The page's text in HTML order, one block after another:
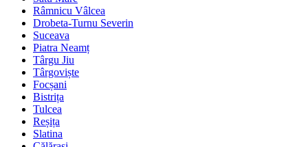
Râmnicu Vâlcea
Drobeta-Turnu Severin
Suceava
Piatra Neamț
Târgu Jiu
Târgoviște
Focșani
Bistrița
Tulcea
Reșița
Slatina